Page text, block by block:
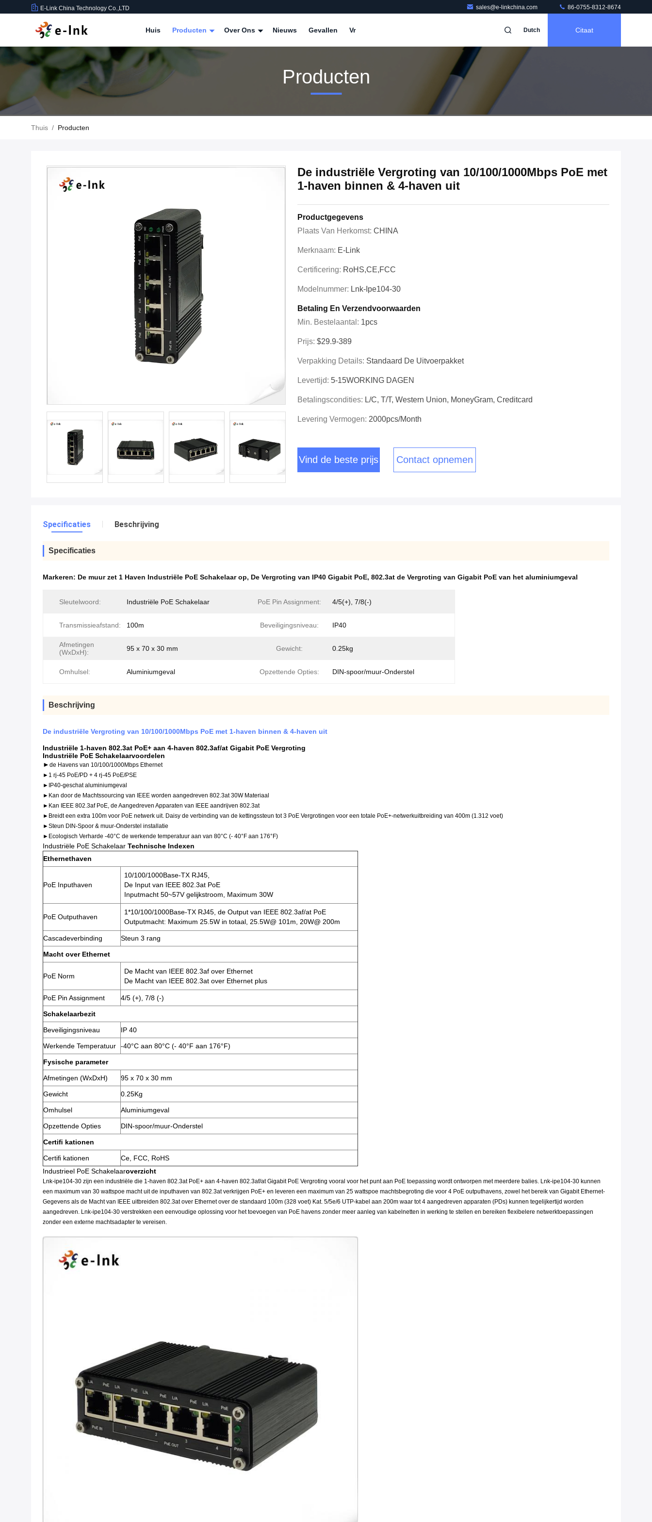
E-Link China Technology Co.,LTD sales@e-linkchina.com 86-0755-8312-8674
Huis Producten Over Ons Nieuws Gevallen Vr Dutch Citaat
Producten
Thuis / Producten
De industriële Vergroting van 10/100/1000Mbps PoE met
1-haven binnen & 4-haven uit
Productgegevens
Plaats Van Herkomst: CHINA
Merknaam: E-Link
Certificering: RoHS,CE,FCC
Modelnummer: Lnk-Ipe104-30
Betaling En Verzendvoorwaarden
Min. Bestelaantal: 1pcs
Prijs: $29.9-389
Verpakking Details: Standaard De Uitvoerpakket
Levertijd: 5-15WORKING DAGEN
Betalingscondities: L/C, T/T, Western Union, MoneyGram, Creditcard
Levering Vermogen: 2000pcs/Month
Vind de beste prijs Contact opnemen
Specificaties Beschrijving
Specificaties
Markeren: De muur zet 1 Haven Industriële PoE Schakelaar op, De Vergroting van IP40 Gigabit PoE, 802.3at de Vergroting van Gigabit PoE van het aluminiumgeval
Sleutelwoord: Industriële PoE Schakelaar PoE Pin Assignment: 4/5(+), 7/8(-)
Transmissieafstand: 100m Beveiligingsniveau: IP40
Afmetingen
(WxDxH):
95 x 70 x 30 mm Gewicht: 0.25kg
Omhulsel: Aluminiumgeval Opzettende Opties: DIN-spoor/muur-Onderstel
Beschrijving
De industriële Vergroting van 10/100/1000Mbps PoE met 1-haven binnen & 4-haven uit
Industriële 1-haven 802.3at PoE+ aan 4-haven 802.3af/at Gigabit PoE Vergroting
Industriële PoE Schakelaarvoordelen
► de Havens van 10/100/1000Mbps Ethernet
►1 rj-45 PoE/PD + 4 rj-45 PoE/PSE
►IP40-geschat aluminiumgeval
►Kan door de Machtssourcing van IEEE worden aangedreven 802.3at 30W Materiaal
►Kan IEEE 802.3af PoE, de Aangedreven Apparaten van IEEE aandrijven 802.3at
►Breidt een extra 100m voor PoE netwerk uit. Daisy de verbinding van de kettingssteun tot 3 PoE Vergrotingen voor een totale PoE+-netwerkuitbreiding van 400m (1.312 voet)
►Steun DIN-Spoor & muur-Onderstel installatie
►Ecologisch Verharde -40°C de werkende temperatuur aan van 80°C (- 40°F aan 176°F)
Industriële PoE Schakelaar Technische Indexen
Ethernethaven
PoE Inputhaven
10/100/1000Base-TX RJ45,
De Input van IEEE 802.3at PoE
Inputmacht 50~57V gelijkstroom, Maximum 30W
PoE Outputhaven
1*10/100/1000Base-TX RJ45, de Output van IEEE 802.3af/at PoE
Outputmacht: Maximum 25.5W in totaal, 25.5W@ 101m, 20W@ 200m
Cascadeverbinding Steun 3 rang
Macht over Ethernet
PoE Norm
De Macht van IEEE 802.3af over Ethernet
De Macht van IEEE 802.3at over Ethernet plus
PoE Pin Assignment 4/5 (+), 7/8 (-)
Schakelaarbezit
Beveiligingsniveau IP 40
Werkende Temperatuur -40°C aan 80°C (- 40°F aan 176°F)
Fysische parameter
Afmetingen (WxDxH) 95 x 70 x 30 mm
Gewicht 0.25Kg
Omhulsel Aluminiumgeval
Opzettende Opties DIN-spoor/muur-Onderstel
Certiﬁ kationen
Certiﬁ kationen
Ce, FCC, RoHS
Industrieel PoE Schakelaaroverzicht
Lnk-ipe104-30 zijn een industriële die 1-haven 802.3at PoE+ aan 4-haven 802.3af/at Gigabit PoE Vergroting vooral voor het punt aan PoE toepassing wordt ontworpen met meerdere balies. Lnk-ipe104-30 kunnen
een maximum van 30 wattspoe macht uit de inputhaven van 802.3at verkrijgen PoE+ en leveren een maximum van 25 wattspoe machtsbegroting die voor 4 PoE outputhavens, zowel het bereik van Gigabit Ethernet-
Gegevens als de Macht van IEEE uitbreiden 802.3at over Ethernet over de standaard 100m (328 voet) Kat. 5/5e/6 UTP-kabel aan 200m waar tot 4 aangedreven apparaten (PDs) kunnen tegelijkertijd worden
aangedreven. Lnk-ipe104-30 verstrekken een eenvoudige oplossing voor het toevoegen van PoE havens zonder meer aanleg van kabelnetten in werking te stellen en bereiken flexibelere netwerktoepassingen
zonder een externe machtsadapter te vereisen.